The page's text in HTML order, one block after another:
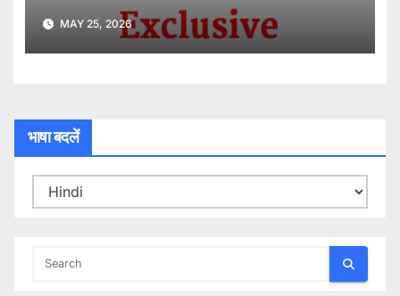
MAY 25, 2026
भाषा बदलें